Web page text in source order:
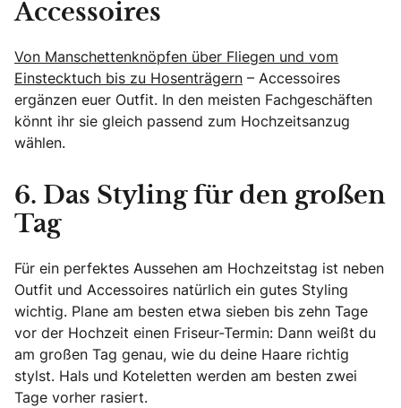
Accessoires
Von Manschettenknöpfen über Fliegen und vom
Einstecktuch bis zu Hosenträgern – Accessoires
ergänzen euer Outfit. In den meisten Fachgeschäften
könnt ihr sie gleich passend zum Hochzeitsanzug
wählen.
6. Das Styling für den großen
Tag
Für ein perfektes Aussehen am Hochzeitstag ist neben
Outfit und Accessoires natürlich ein gutes Styling
wichtig. Plane am besten etwa sieben bis zehn Tage
vor der Hochzeit einen Friseur-Termin: Dann weißt du
am großen Tag genau, wie du deine Haare richtig
stylst. Hals und Koteletten werden am besten zwei
Tage vorher rasiert.